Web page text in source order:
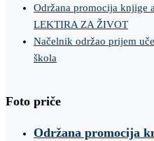
Održana promocija knjige
LEKTIRA ZA ŽIVOT
Načelnik održao prijem
škola
Foto priče
Održana promocija